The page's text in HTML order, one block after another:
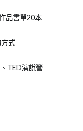
品書單20本
式
TED演說營